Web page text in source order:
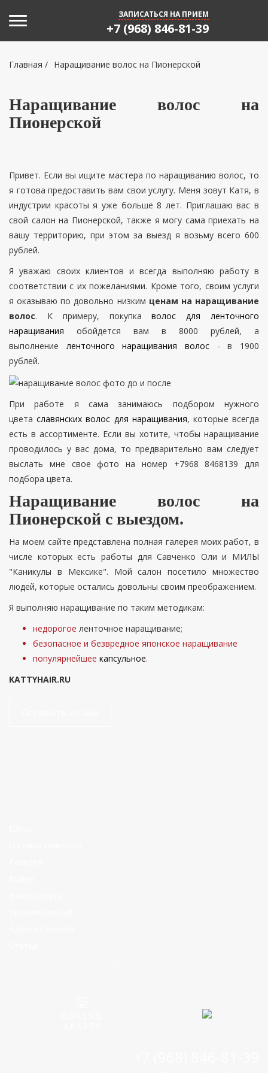
ЗАПИСАТЬСЯ НА ПРИЕМ
+7 (968) 846-81-39
Главная / Наращивание волос на Пионерской
Наращивание волос на
Пионерской
Привет. Если вы ищите мастера по наращиванию волос, то
я готова предоставить вам свои услугу. Меня зовут Катя, в
индустрии красоты я уже больше 8 лет. Приглашаю вас в
свой салон на Пионерской, также я могу сама приехать на
вашу территорию, при этом за выезд я возьму всего 600
рублей.
Я уважаю своих клиентов и всегда выполняю работу в
соответствии с их пожеланиями. Кроме того, своим услуги
я оказываю по довольно низким ценам на наращивание
волос. К примеру, покупкаволос для ленточного
наращивания обойдется вам в 8000 рублей, а
выполнение ленточного наращивания волос - в 1900
рублей.
При работе я сама занимаюсь подбором нужного
цветаславянских волос для наращивания, которые всегда
есть в ассортименте. Если вы хотите, чтобы наращивание
проводилось у вас дома, то предварительно вам следует
выслать мне свое фото на номер +7968 8468139 для
подбора цвета.
Наращивание волос на
Пионерской с выездом.
На моем сайте представлена полная галерея моих работ, в
числе которых есть работы дляСавченко Оли и МИЛЫ
"Каникулы в Мексике". Мой салон посетило множество
людей, которые остались довольны своим преображением.
Я выполняю наращивание по таким методикам:
недорогое ленточное наращивание;
безопасное и безвредное японское наращивание
популярнейшее капсульное.
KATTYHAIR.RU